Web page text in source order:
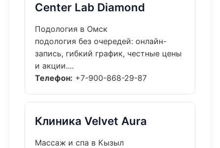
Center Lab Diamond
Подология в Омск
подология без очередей: онлайн-
запись, гибкий график, честные цены
и акции....
Телефон: +7-900-868-29-87
Клиника Velvet Aura
Массаж и спа в Кызыл